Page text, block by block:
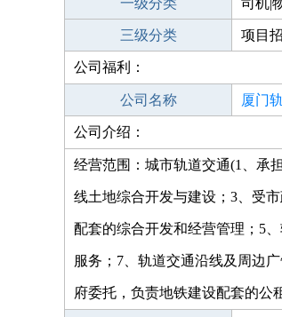
一级分类 司机|
三级分类 项目
公司福利：
公司名称 厦门
公司介绍：
经营范围：城市轨道交通(1、承
线土地综合开发与建设；3、受
配套的综合开发和经营管理；5
服务；7、轨道交通沿线及周边
府委托，负责地铁建设配套的公